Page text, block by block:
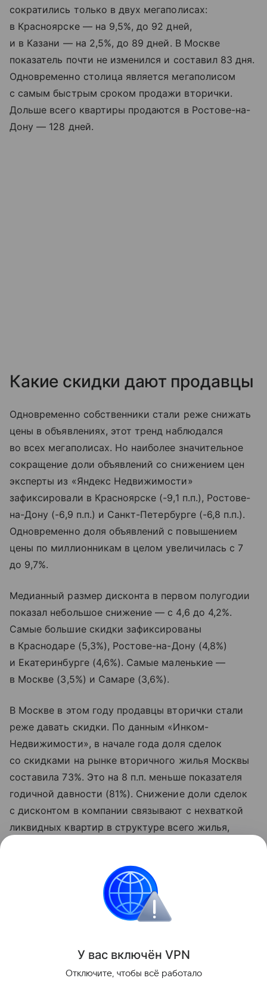
сократились только в двух мегаполисах:
в Красноярске — на 9,5%, до 92 дней,
и в Казани — на 2,5%, до 89 дней. В Москве
показатель почти не изменился и составил 83 дня.
Одновременно столица является мегаполисом
с самым быстрым сроком продажи вторички.
Дольше всего квартиры продаются в Ростове-на-
Дону — 128 дней.
Какие скидки дают продавцы
Одновременно собственники стали реже снижать
цены в объявлениях, этот тренд наблюдался
во всех мегаполисах. Но наиболее значительное
сокращение доли объявлений со снижением цен
эксперты из «Яндекс Недвижимости»
зафиксировали в Красноярске (-9,1 п.п.), Ростове-
на-Дону (-6,9 п.п.) и Санкт-Петербурге (-6,8 п.п.).
Одновременно доля объявлений с повышением
цены по миллионникам в целом увеличилась с 7
до 9,7%.
Медианный размер дисконта в первом полугодии
показал небольшое снижение — с 4,6 до 4,2%.
Самые большие скидки зафиксированы
в Краснодаре (5,3%), Ростове-на-Дону (4,8%)
и Екатеринбурге (4,6%). Самые маленькие —
в Москве (3,5%) и Самаре (3,6%).
В Москве в этом году продавцы вторички стали
реже давать скидки. По данным «Инком-
Недвижимости», в начале года доля сделок
со скидками на рынке вторичного жилья Москвы
составила 73%. Это на 8 п.п. меньше показателя
годичной давности (81%). Снижение доли сделок
с дисконтом в компании связывают с нехваткой
ликвидных квартир в структуре всего жилья,
идти на условия собственников.
Городская недвижимость
Поделиться
У вас включён VPN
Отключите, чтобы всё работало